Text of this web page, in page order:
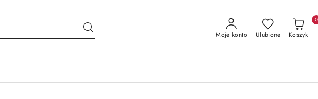
Moje konto Ulubione Koszyk
0